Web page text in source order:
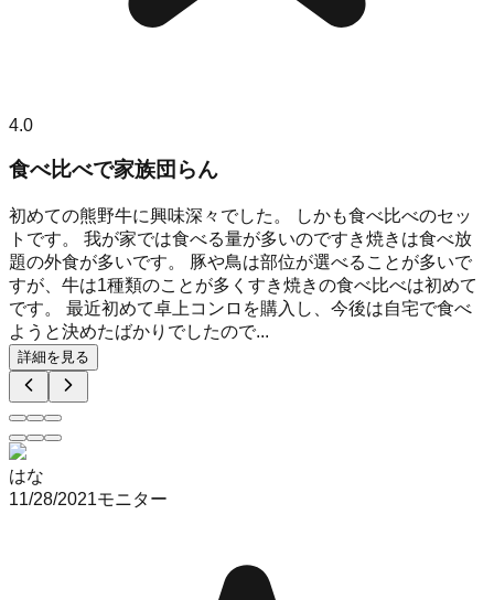
4.0
食べ比べで家族団らん
初めての熊野牛に興味深々でした。 しかも食べ比べのセッ
トです。 我が家では食べる量が多いのですき焼きは食べ放
題の外食が多いです。 豚や鳥は部位が選べることが多いで
すが、牛は1種類のことが多くすき焼きの食べ比べは初めて
です。 最近初めて卓上コンロを購入し、今後は自宅で食べ
ようと決めたばかりでしたので...
詳細を見る
はな
11/28/2021モニター